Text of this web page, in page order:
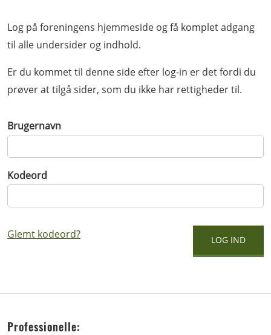
Log på foreningens hjemmeside og få komplet adgang
til alle undersider og indhold.
Er du kommet til denne side efter log-in er det fordi du
prøver at tilgå sider, som du ikke har rettigheder til.
Brugernavn
Kodeord
Glemt kodeord?
Professionelle: